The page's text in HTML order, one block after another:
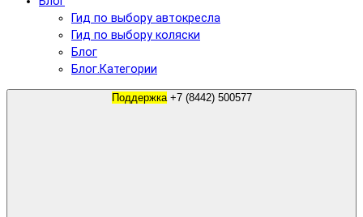
Гид по выбору автокресла
Гид по выбору коляски
Блог
Блог.Категории
Поддержка +7 (8442) 500577